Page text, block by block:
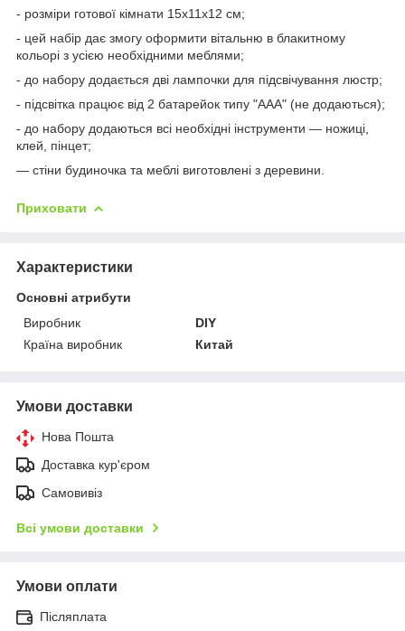
- розміри готової кімнати 15х11х12 см;
- цей набір дає змогу оформити вітальню в блакитному
кольорі з усією необхідними меблями;
- до набору додається дві лампочки для підсвічування люстр;
- підсвітка працює від 2 батарейок типу "ААА" (не додаються);
- до набору додаються всі необхідні інструменти — ножиці,
клей, пінцет;
— стіни будиночка та меблі виготовлені з деревини.
Приховати
Характеристики
Основні атрибути
Виробник
DIY
Країна виробник
Китай
Умови доставки
Нова Пошта
Доставка кур'єром
Самовивіз
Всі умови доставки
Умови оплати
Післяплата